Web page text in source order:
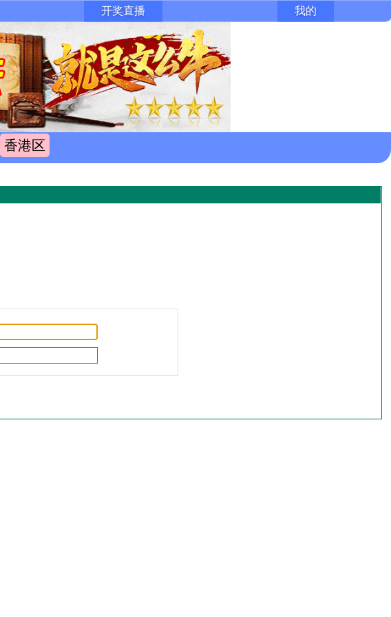
开奖直播 我的
香港区